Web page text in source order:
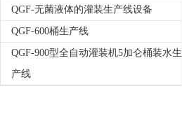
QGF-无菌液体的灌装生产线设备
QGF-600桶生产线
QGF-900型全自动灌装机5加仑桶装水生
产线